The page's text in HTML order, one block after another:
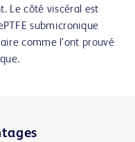
Le côté viscéral est
submicronique
comme l’ont prouvé